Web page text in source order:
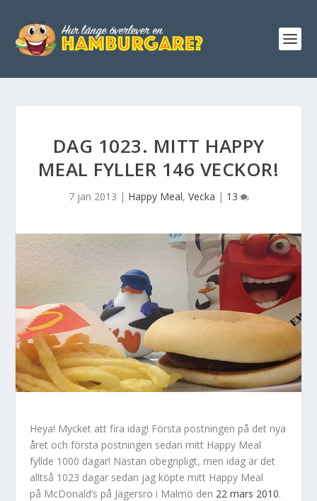
DAG 1023. MITT HAPPY
MEAL FYLLER 146 VECKOR!
7 jan 2013 | Happy Meal, Vecka | 13
Heya! Mycket att fira idag! Första postningen på det nya
året och första postningen sedan mitt Happy Meal
fyllde 1000 dagar! Nästan obegripligt, men idag är det
alltså 1023 dagar sedan jag köpte mitt Happy Meal
på McDonald’s på Jägersro i Malmö den 22 mars 2010.